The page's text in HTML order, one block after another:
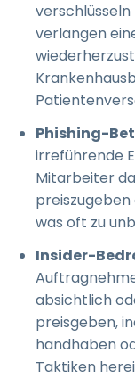
verlangen
Phishing-
irreführende
Mitarbeiter
was oft zu
Insider-
absichtlich
preisgeben,
handhaben
Taktiken